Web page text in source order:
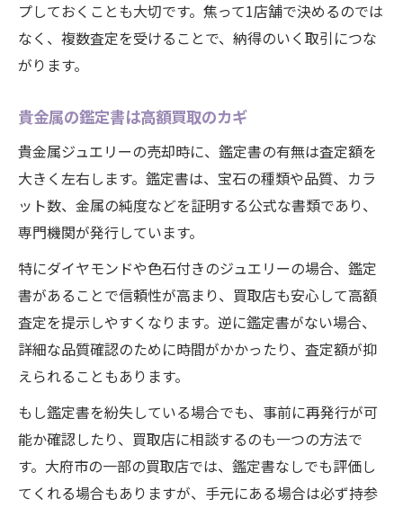
プしておくことも大切です。焦って1店舗で決めるのでは
なく、複数査定を受けることで、納得のいく取引につな
がります。
貴金属の鑑定書は高額買取のカギ
貴金属ジュエリーの売却時に、鑑定書の有無は査定額を
大きく左右します。鑑定書は、宝石の種類や品質、カラ
ット数、金属の純度などを証明する公式な書類であり、
専門機関が発行しています。
特にダイヤモンドや色石付きのジュエリーの場合、鑑定
書があることで信頼性が高まり、買取店も安心して高額
査定を提示しやすくなります。逆に鑑定書がない場合、
詳細な品質確認のために時間がかかったり、査定額が抑
えられることもあります。
もし鑑定書を紛失している場合でも、事前に再発行が可
能か確認したり、買取店に相談するのも一つの方法で
す。大府市の一部の買取店では、鑑定書なしでも評価し
てくれる場合もありますが、手元にある場合は必ず持参